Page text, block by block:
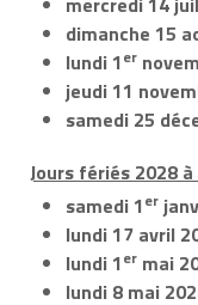
dimanche 15
lundi 1er
jeudi 11
samedi 25
Jours fériés 2028 à
samedi 1er
lundi 17 avril
lundi 1er mai
lundi 8 mai